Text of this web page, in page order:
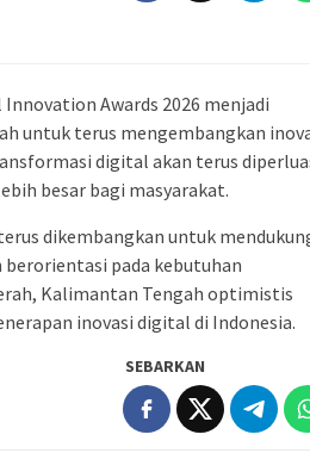
Awards 2026 menjadi
untuk terus mengembangkan
digital akan terus
besar bagi masyarakat.
dikembangkan untuk
pada kebutuhan
Kalimantan Tengah optimistis
inovasi digital di Indonesia.
SEBARKAN